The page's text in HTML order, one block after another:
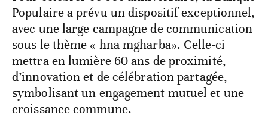
Populaire a prévu un dispositif exceptionnel,
avec une large campagne de communication
sous le thème « hna mgharba». Celle-ci
mettra en lumière 60 ans de proximité,
d’innovation et de célébration partagée,
symbolisant un engagement mutuel et une
croissance commune.